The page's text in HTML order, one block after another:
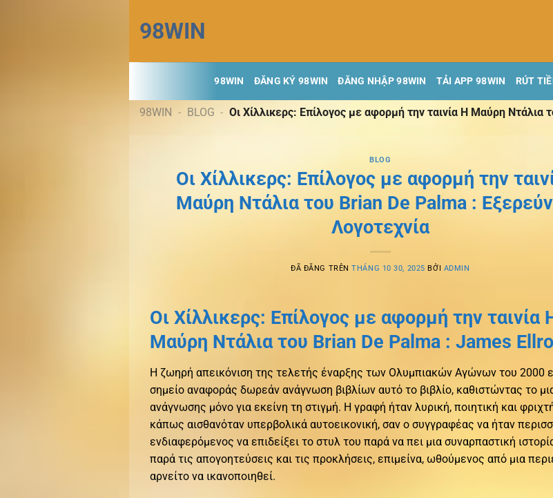
đến
nội
dung
98WIN
98WIN ĐĂNG KÝ 98WIN ĐĂNG NHẬP 98WIN TẢI APP 98WIN RÚT
98WIN - BLOG - Οι Χίλλικερς: Επίλογος με αφορμή την ταινία Η Μαύρη Ντάλια
BLOG
Οι Χίλλικερς: Επίλογος με αφορμή την
Μαύρη Ντάλια του Brian De Palma :
Λογοτεχνία
ĐÃ ĐĂNG TRÊNTHÁNG 10 30, 2025 BỞI ADMIN
Οι Χίλλικερς: Επίλογος με αφορμή την ταινία
Μαύρη Ντάλια του Brian De Palma : James
Η ζωηρή απεικόνιση της τελετής έναρξης των Ολυμπιακών Αγώνων του 2000
σημείο αναφοράς δωρεάν ανάγνωση βιβλίων αυτό το βιβλίο, καθιστώντας το
ανάγνωσης μόνο για εκείνη τη στιγμή. Η γραφή ήταν λυρική, ποιητική και
κάπως αισθανόταν υπερβολικά αυτοεικονική, σαν ο συγγραφέας να ήταν
ενδιαφερόμενος να επιδείξει το στυλ του παρά να πει μια συναρπαστική
παρά τις απογοητεύσεις και τις προκλήσεις, επιμείνα, ωθούμενος από μια
αρνείτο να ικανοποιηθεί.